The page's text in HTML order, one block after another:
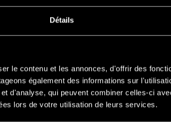
Détails
le contenu et les annonces, d'offrir des
également des informations sur
d'analyse, qui peuvent combiner celles-ci
lors de votre utilisation de leurs services.
marché de capacité
de capacité, où l’on achète et
d’électricité déterminé tiendra à